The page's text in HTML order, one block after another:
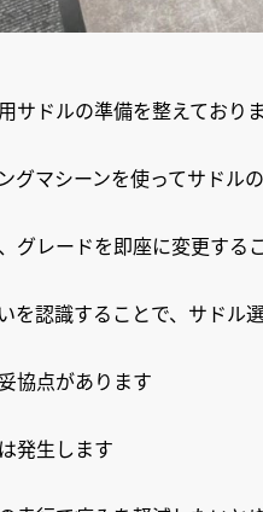
サドルの準備を整えており
グマシーンを使ってサドル
グレードを即座に変更する
を認識することで、サドル
協点があります
発生します